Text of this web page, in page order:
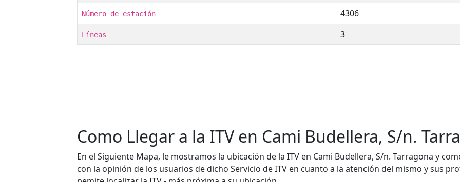
Número de estación 4306
Líneas 3
Como Llegar a la ITV en Cami Budellera, S/n.
En el Siguiente Mapa, le mostramos la ubicación de la ITV en Cami Budellera, S/n. Tarragona y
con la opinión de los usuarios de dicho Servicio de ITV en cuanto a la atención del mismo y sus